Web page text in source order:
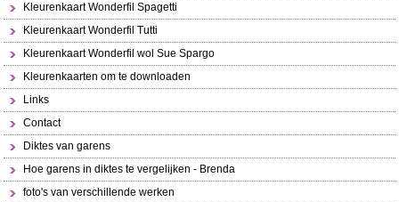
Kleurenkaart Wonderfil Spagetti
Kleurenkaart Wonderfil Tutti
Kleurenkaart Wonderfil wol Sue Spargo
Kleurenkaarten om te downloaden
Links
Contact
Diktes van garens
Hoe garens in diktes te vergelijken - Brenda
foto's van verschillende werken